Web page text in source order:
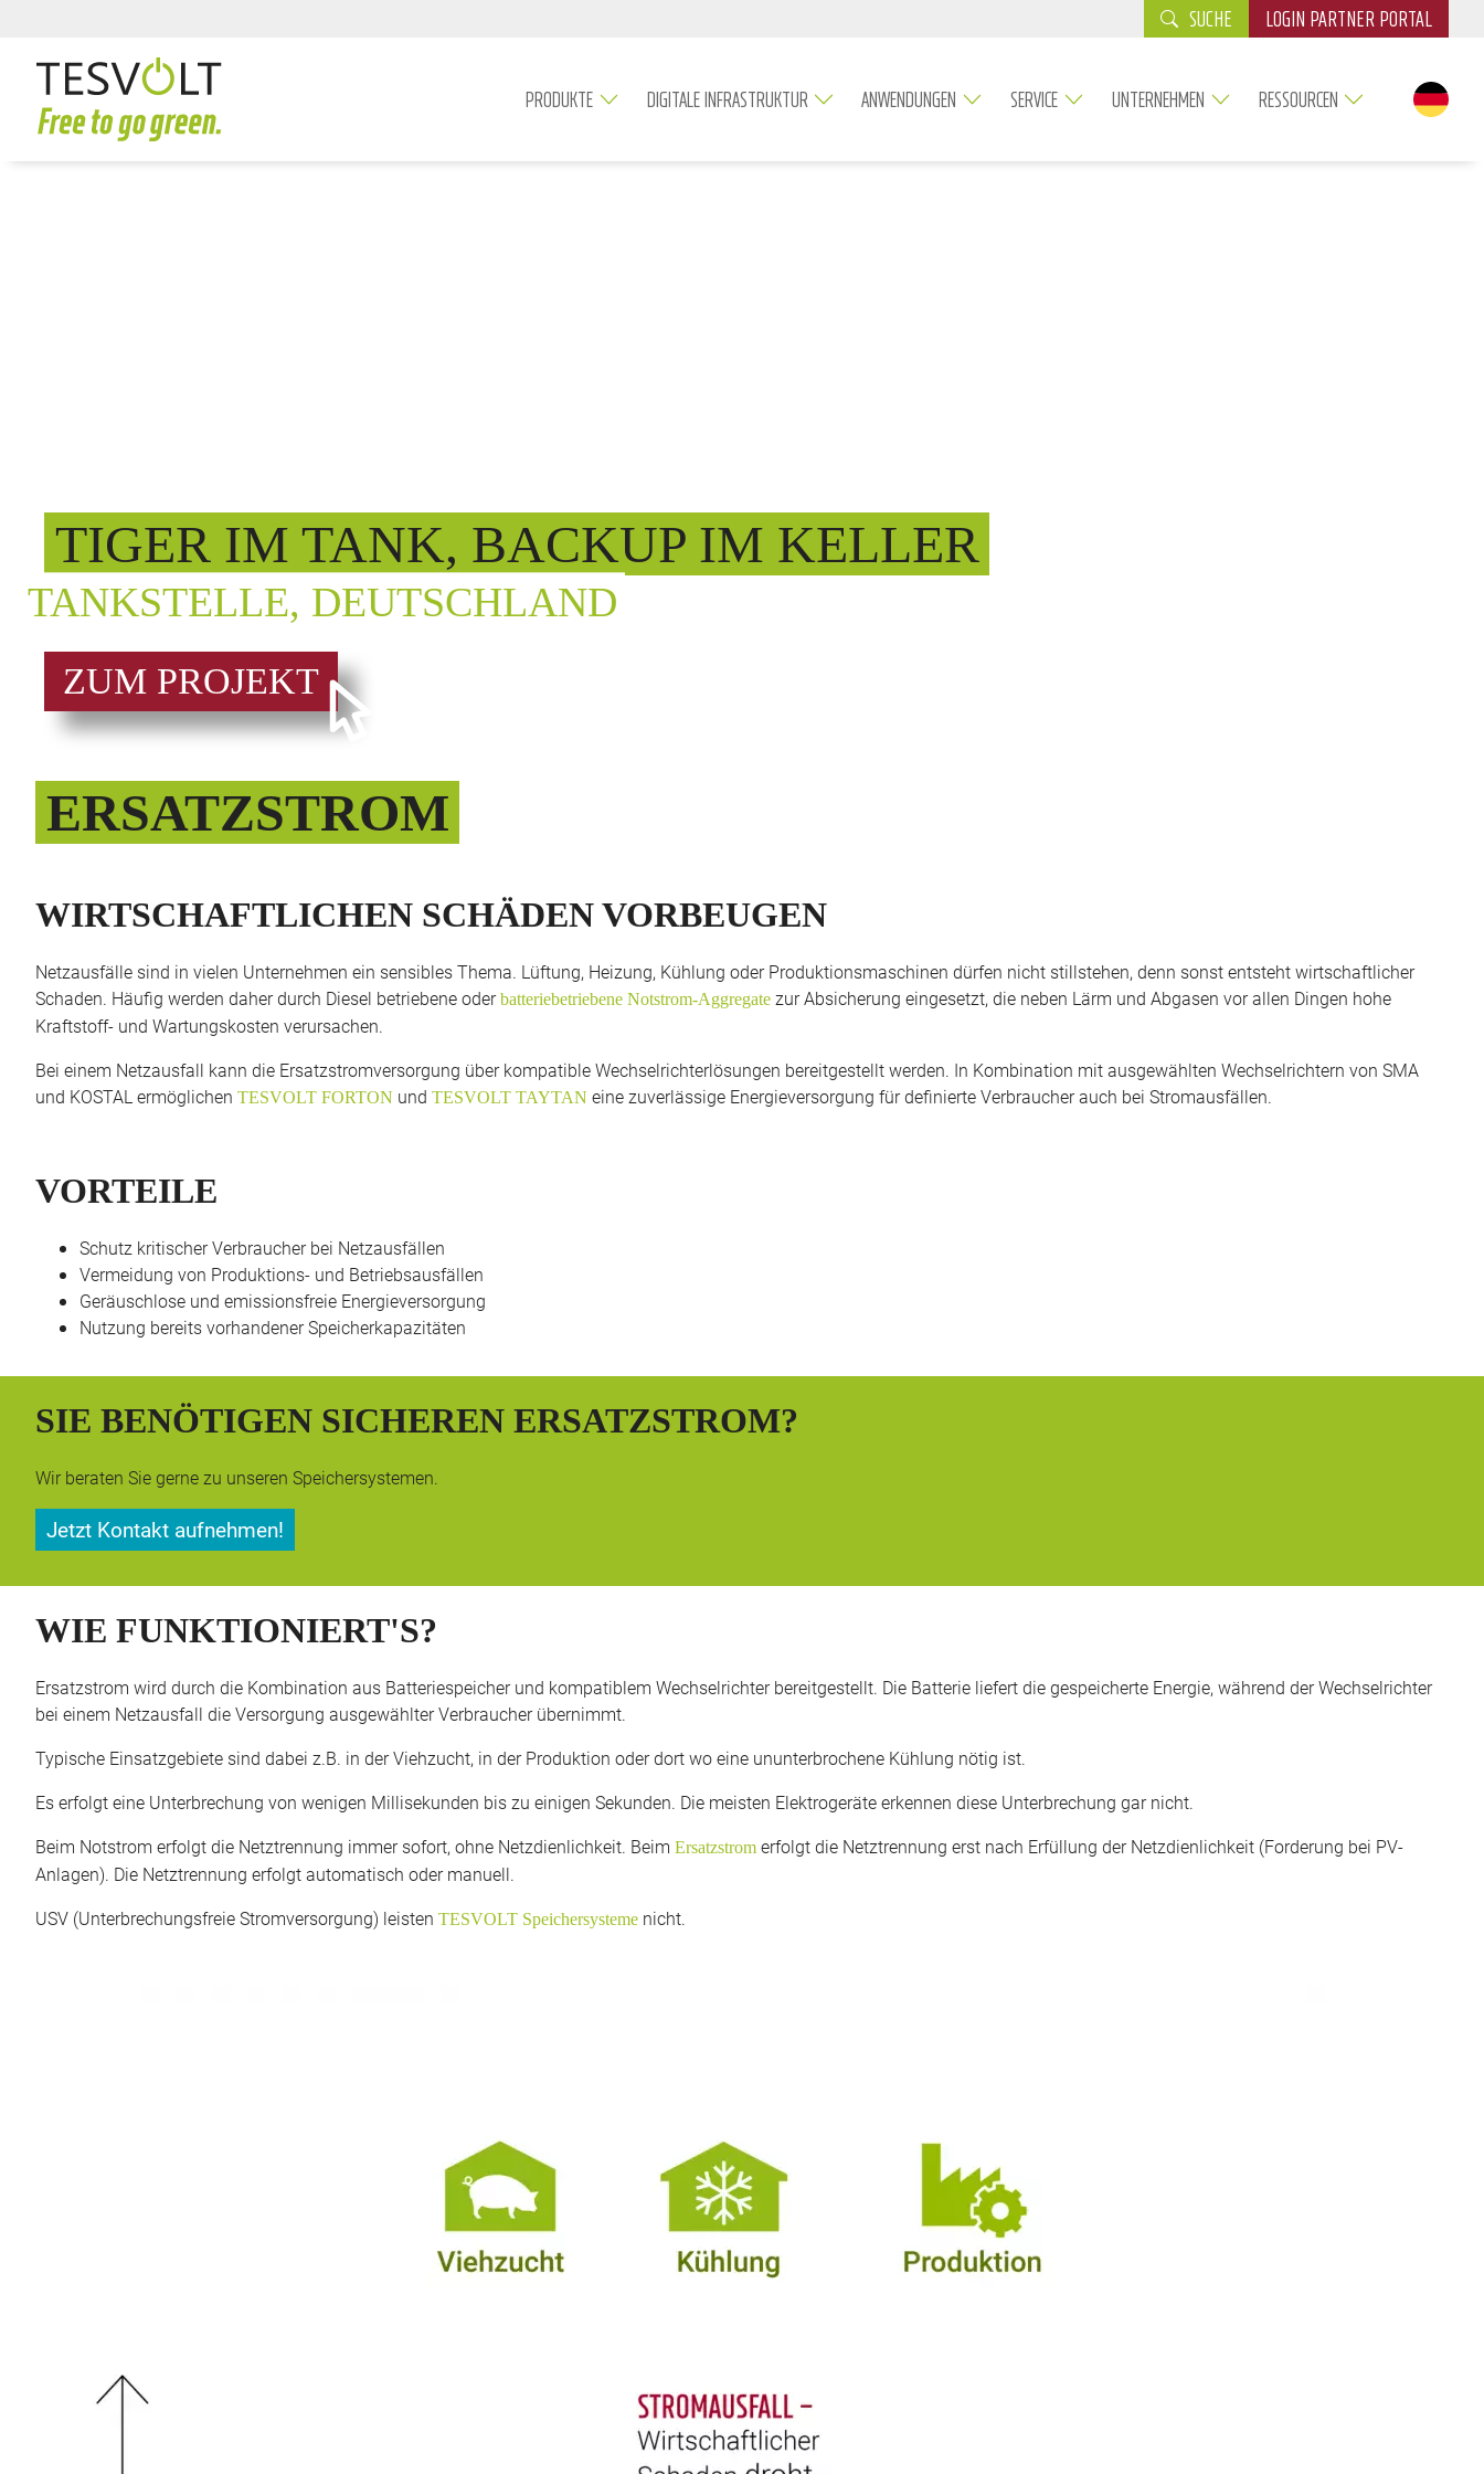
SUCHE LOGIN PARTNER PORTAL
PRODUKTE DIGITALE INFRASTRUKTUR ANWENDUNGEN SERVICE UNTERNEHMEN RESSOURCEN
TIGER IM TANK, BACKUP IM KELLER
TANKSTELLE, DEUTSCHLAND
ZUM PROJEKT
ERSATZSTROM
WIRTSCHAFTLICHEN SCHÄDEN VORBEUGEN
Netzausfälle sind in vielen Unternehmen ein sensibles Thema. Lüftung, Heizung, Kühlung oder Produktionsmaschinen dürfen nicht stillstehen, denn sonst entsteht wirtschaftlicher
Schaden. Häufig werden daher durch Diesel betriebene oderbatteriebetriebene Notstrom-Aggregate zur Absicherung eingesetzt, die neben Lärm und Abgasen vor allen Dingen hohe
Kraftstoff- und Wartungskosten verursachen.
Bei einem Netzausfall kann die Ersatzstromversorgung über kompatible Wechselrichterlösungen bereitgestellt werden. In Kombination mit ausgewählten Wechselrichtern von SMA
und KOSTAL ermöglichen TESVOLT FORTON und TESVOLT TAYTAN eine zuverlässige Energieversorgung für definierte Verbraucher auch bei Stromausfällen.
VORTEILE
Schutz kritischer Verbraucher bei Netzausfällen
Vermeidung von Produktions- und Betriebsausfällen
Geräuschlose und emissionsfreie Energieversorgung
Nutzung bereits vorhandener Speicherkapazitäten
SIE BENÖTIGEN SICHEREN ERSATZSTROM?
Wir beraten Sie gerne zu unseren Speichersystemen.
Jetzt Kontakt aufnehmen!
WIE FUNKTIONIERT'S?
Ersatzstrom wird durch die Kombination aus Batteriespeicher und kompatiblem Wechselrichter bereitgestellt. Die Batterie liefert die gespeicherte Energie, während der Wechselrichter
bei einem Netzausfall die Versorgung ausgewählter Verbraucher übernimmt.
Typische Einsatzgebiete sind dabei z.B. in der Viehzucht, in der Produktion oder dort wo eine ununterbrochene Kühlung nötig ist.
Es erfolgt eine Unterbrechung von wenigen Millisekunden bis zu einigen Sekunden. Die meisten Elektrogeräte erkennen diese Unterbrechung gar nicht.
Beim Notstrom erfolgt die Netztrennung immer sofort, ohne Netzdienlichkeit. Beim Ersatzstrom erfolgt die Netztrennung erst nach Erfüllung der Netzdienlichkeit (Forderung bei PV-
Anlagen). Die Netztrennung erfolgt automatisch oder manuell.
USV (Unterbrechungsfreie Stromversorgung) leisten TESVOLT Speichersysteme nicht.